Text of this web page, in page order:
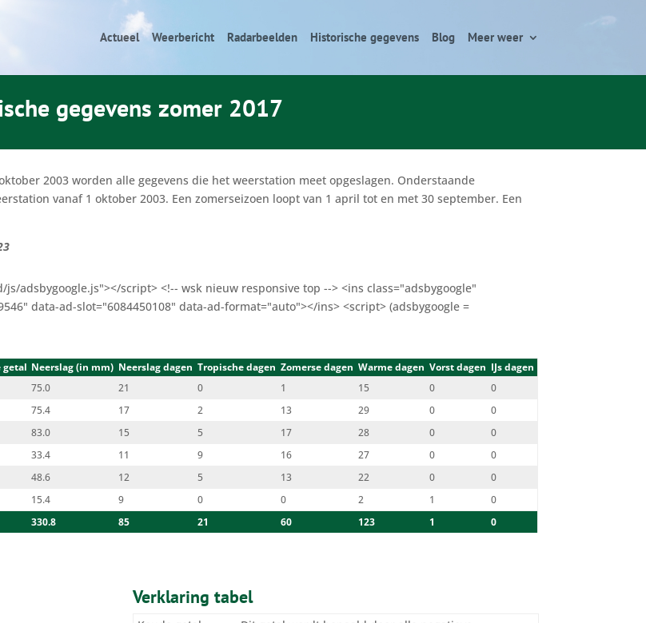
Actueel Weerbericht Radarbeelden Historische gegevens Blog Meer weer
gegevens zomer 2017
2003 worden alle gegevens die het weerstation meet opgeslagen. Onderstaande
vanaf 1 oktober 2003. Een zomerseizoen loopt van 1 april tot en met 30 september. Een
adsbygoogle.js"></script> <!-- wsk nieuw responsive top --> <ins class="adsbygoogle"
data-ad-slot="6084450108" data-ad-format="auto"></ins> <script> (adsbygoogle =
getal Neerslag (in mm) Neerslag dagen Tropische dagen Zomerse dagen Warme dagen Vorst dagen IJs dagen
75.0 21 0 1 15 0
0
75.4 17 2 13 29 0
0
83.0 15 5 17 28 0
0
33.4 11 9 16 27 0
0
48.6 12 5 13 22 0
0
15.4 9 0 0 2 1
0
330.8 85 21 60 123 1 0
Verklaring tabel